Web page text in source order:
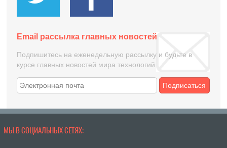
Email рассылка главных новостей
Подпишитесь на еженедельную рассылку и будьте в
курсе главных новостей мира технологий
Подписаться
МЫ В СОЦИАЛЬНЫХ СЕТЯХ: